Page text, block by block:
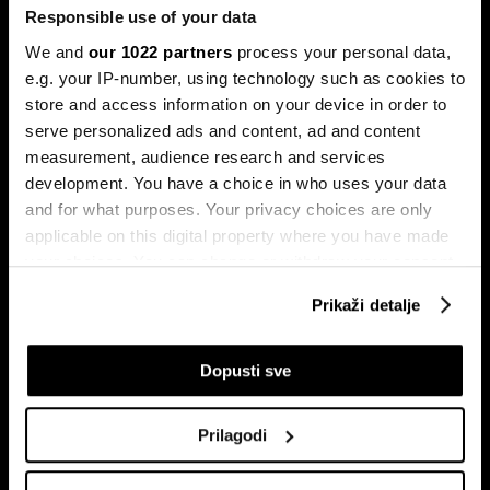
Responsible use of your data
We and our 1022 partners process your personal data,
e.g. your IP-number, using technology such as cookies to
store and access information on your device in order to
serve personalized ads and content, ad and content
measurement, audience research and services
development. You have a choice in who uses your data
and for what purposes. Your privacy choices are only
applicable on this digital property where you have made
your choices. You can change or withdraw your consent
If you allow, we would also like to:
Collect information about your geographical
Identify your device by actively scanning it for
Prikaži detalje
Dopusti sve
Prilagodi
ulagača kao najveći neprijatelj
Povijesni podaci pokazuju da su lipanj i srpanj mjeseci s
najmanjom volatilnošću na burzama.
Globalne berze tresu rizici,
regionalni prvaci nižu rekorde